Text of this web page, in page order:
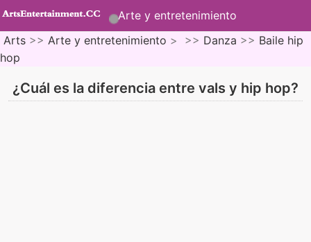
Arte y entretenimiento
Arts >> Arte y entretenimiento > >> Danza >> Baile hip
hop
¿Cuál es la diferencia entre vals y hip hop?